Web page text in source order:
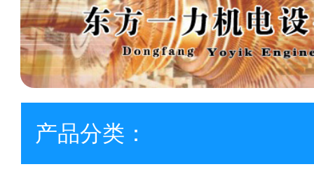
产品分类：